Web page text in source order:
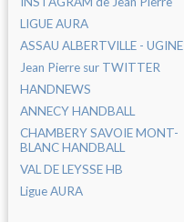
LIGUE AURA
ASSAU ALBERTVILLE - UGINE
Jean Pierre sur TWITTER
HANDNEWS
ANNECY HANDBALL
CHAMBERY SAVOIE MONT-
BLANC HANDBALL
VAL DE LEYSSE HB
Ligue AURA